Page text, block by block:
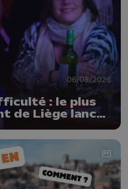
06/08/2026
: le plus
de Liège lance